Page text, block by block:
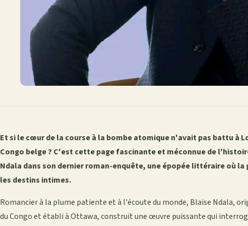
Et si le cœur de la course à la bombe atomique n'avait pas battu à
Congo belge ? C'est cette page fascinante et méconnue de
Ndala dans son dernier roman-enquête, une épopée littéraire où
les destins intimes.
Romancier à la plume patiente et à l'écoute du monde, Blaise Ndala,
du Congo et établi à Ottawa, construit une œuvre puissante qui